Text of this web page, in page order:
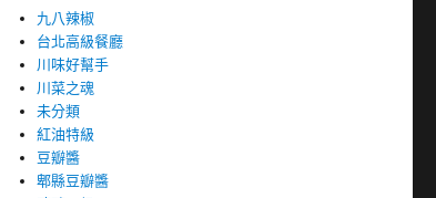
九八辣椒
台北高級餐廳
川味好幫手
川菜之魂
未分類
紅油特級
豆瓣醬
郫縣豆瓣醬